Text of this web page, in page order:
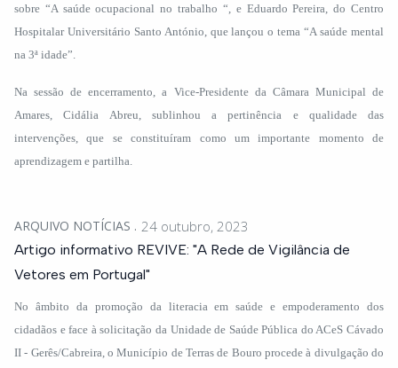
sobre “A saúde ocupacional no trabalho “, e Eduardo Pereira, do Centro
Hospitalar Universitário Santo António, que lançou o tema “A saúde mental
na 3ª idade”.
Na sessão de encerramento, a Vice-Presidente da Câmara Municipal de
Amares, Cidália Abreu, sublinhou a pertinência e qualidade das
intervenções, que se constituíram como um importante momento de
aprendizagem e partilha.
ARQUIVO NOTÍCIAS 24 outubro, 2023
Artigo informativo REVIVE: "A Rede de Vigilância de
Vetores em Portugal"
No âmbito da promoção da literacia em saúde e empoderamento dos
cidadãos e face à solicitação da Unidade de Saúde Pública do ACeS Cávado
II - Gerês/Cabreira, o Município de Terras de Bouro procede à divulgação do